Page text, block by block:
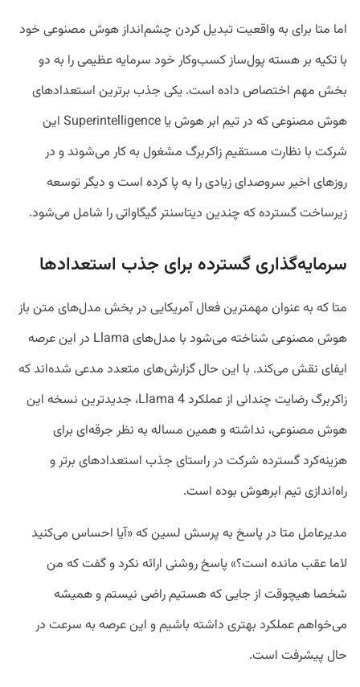
اما متا برای به واقعیت تبدیل کردن چشم‌انداز هوش مصنوعی خود
با تکیه بر هسته پول‌ساز کسب‌وکار خود سرمایه‌ عظیمی را به دو
بخش مهم اختصاص داده است. یکی جذب برترین استعداد‌های
هوش مصنوعی که در تیم ابر هوش یا Superintelligence این
شرکت با نظارت مستقیم زاکربرگ مشغول به کار می‌شوند و در
روزهای اخیر سروصدای زیادی را به پا کرده است و دیگر توسعه
زیرساخت گسترده که چندین دیتاسنتر گیگاواتی را شامل می‌شود.
سرمایه‌گذاری گسترده برای جذب استعداد‌ها
متا که به عنوان مهمترین فعال آمریکایی در بخش مدل‌های متن باز
هوش مصنوعی شناخته می‌شود با مدل‌های Llama در این عرصه
ایفای نقش می‌کند. با این حال گزارش‌های متعدد مدعی شده‌اند که
زاکربرگ رضایت چندانی از عملکرد Llama 4، جدیدترین نسخه این
هوش مصنوعی، نداشته و همین مساله به نظر جرقه‌ای برای
هزینه‌کرد گسترده شرکت در راستای جذب استعداد‌های برتر و
راه‌اندازی تیم ابرهوش بوده است.
مدیرعامل متا در پاسخ به پرسش لسین که «آیا احساس می‌کنید
لاما عقب مانده است؟» پاسخ روشنی ارائه نکرد و گفت که من
شخصا هیچوقت از جایی که هستیم راضی نیستم و همیشه
می‌خواهم عملکرد بهتری داشته باشیم و این عرصه به سرعت در
حال پیشرفت است.